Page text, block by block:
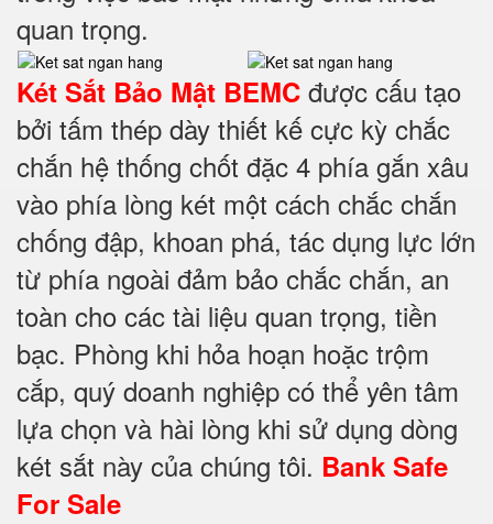
quan trọng.
Két Sắt Bảo Mật BEMC được cấu tạo
bởi tấm thép dày thiết kế cực kỳ chắc
chắn hệ thống chốt đặc 4 phía gắn xâu
vào phía lòng két một cách chắc chắn
chống đập, khoan phá, tác dụng lực lớn
từ phía ngoài đảm bảo chắc chắn, an
toàn cho các tài liệu quan trọng, tiền
bạc. Phòng khi hỏa hoạn hoặc trộm
cắp, quý doanh nghiệp có thể yên tâm
lựa chọn và hài lòng khi sử dụng dòng
két sắt này của chúng tôi. Bank Safe
For Sale